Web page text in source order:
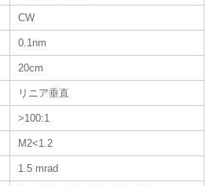
CW
0.1nm
20cm
リニア垂直
>100:1
M2<1.2
1.5 mrad